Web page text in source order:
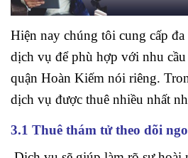
Hiện nay chúng tôi cung cấp
dịch vụ để phù hợp với nhu cầu
quận Hoàn Kiếm nói riêng.
dịch vụ được thuê nhiều nhất
3.1 Thuê thám tử theo dõi